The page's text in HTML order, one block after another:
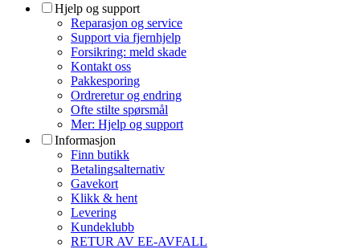
Hjelp og support
Reparasjon og service
Support via fjernhjelp
Forsikring: meld skade
Kontakt oss
Pakkesporing
Ordreretur og endring
Ofte stilte spørsmål
Mer: Hjelp og support
Informasjon
Finn butikk
Betalingsalternativ
Gavekort
Klikk & hent
Levering
Kundeklubb
RETUR AV EE-AVFALL